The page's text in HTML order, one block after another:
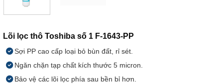
Lõi lọc thô Toshiba số 1 F-1643-PP
Sợi PP cao cấp loại bỏ bùn đất, rỉ sét.
Ngăn chặn tạp chất kích thước 5 micron.
Bảo vệ các lõi lọc phía sau bền bỉ hơn.